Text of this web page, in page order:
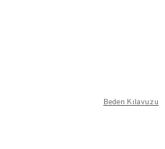
Beden Kılavuzu